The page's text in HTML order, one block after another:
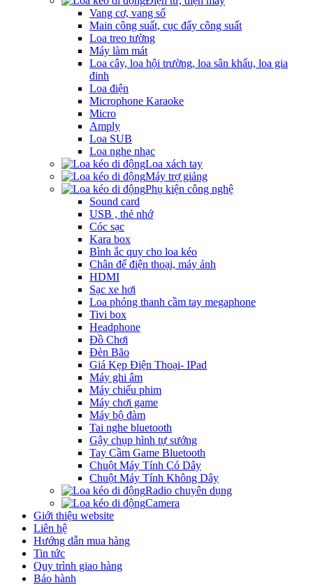
Vang cơ, vang số
Main công suất, cục đẩy công suất
Loa treo tường
Máy làm mát
Loa cây, loa hội trường, loa sân khấu, loa gia
đinh
Loa điện
Microphone Karaoke
Micro
Amply
Loa SUB
Loa nghe nhạc
Loa xách tay
Máy trợ giảng
Phụ kiện công nghệ
Sound card
USB , thẻ nhớ
Cóc sạc
Kara box
Bình ắc quy cho loa kéo
Chân để điện thoại, máy ảnh
HDMI
Sạc xe hơi
Loa phóng thanh cầm tay megaphone
Tivi box
Headphone
Đồ Chơi
Đèn Bão
Giá Kẹp Điện Thoại- IPad
Máy ghi âm
Máy chiếu phim
Máy chơi game
Máy bộ đàm
Tai nghe bluetooth
Gậy chụp hình tự sướng
Tay Cầm Game Bluetooth
Chuột Máy Tính Có Dây
Chuột Máy Tính Không Dây
Radio chuyên dụng
Camera
Giới thiệu website
Liên hệ
Hướng dẫn mua hàng
Tin tức
Quy trình giao hàng
Bảo hành